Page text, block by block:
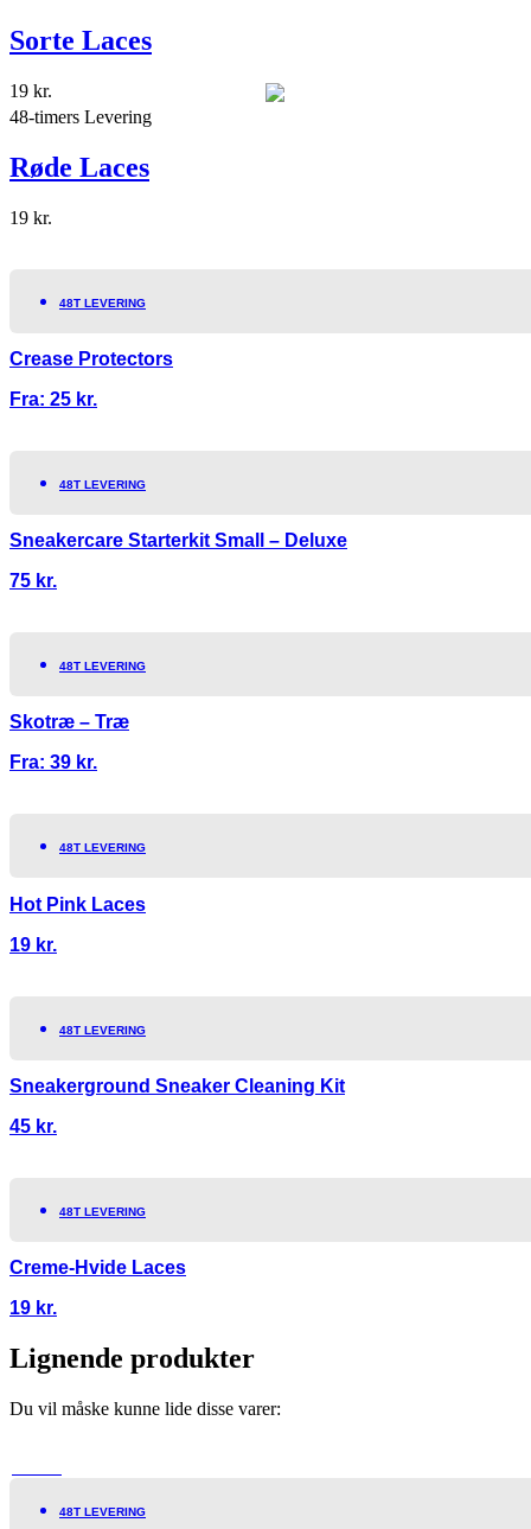
Sorte Laces
19 kr.
48-timers Levering
Røde Laces
19 kr.
48T LEVERING
Crease Protectors
Fra: 25 kr.
48T LEVERING
Sneakercare Starterkit Small – Deluxe
75 kr.
48T LEVERING
Skotræ – Træ
Fra: 39 kr.
48T LEVERING
Hot Pink Laces
19 kr.
48T LEVERING
Sneakerground Sneaker Cleaning Kit
45 kr.
48T LEVERING
Creme-Hvide Laces
19 kr.
Lignende produkter
Du vil måske kunne lide disse varer:
48T LEVERING